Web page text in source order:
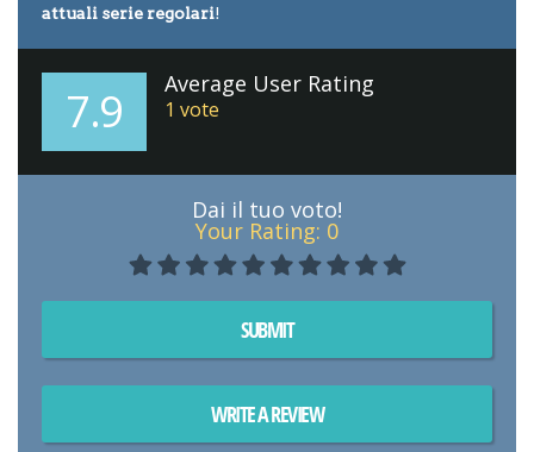
attuali serie regolari!
7.9 Average User Rating
1 vote
Dai il tuo voto!
Your Rating: 0
SUBMIT
WRITE A REVIEW